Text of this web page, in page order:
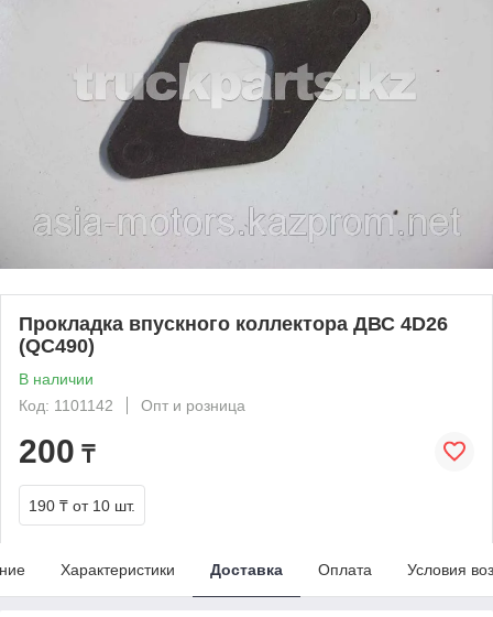
Прокладка впускного коллектора ДВС 4D26
(QC490)
В наличии
Код: 1101142
Опт и розница
200 ₸
190 ₸ от 10 шт.
Характеристики Доставка Оплата Условия